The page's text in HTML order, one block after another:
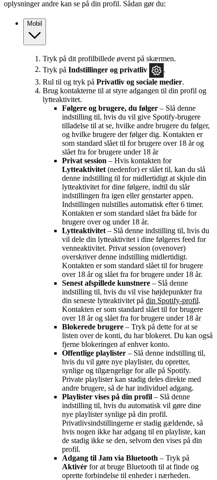
oplysninger andre kan se på din profil. Sådan gør du:
Mobil
Tryk på dit profilbillede øverst på skærmen.
Tryk på Indstillinger og privatliv
.
Rul til og tryk på Privatliv og sociale medier.
Brug kontakterne til at styre adgangen til din profil og
lytteaktivitet.
Følgere og brugere, du følger – Slå denne
indstilling til, hvis du vil give Spotify-brugere
tilladelse til at se, hvilke andre brugere du følger,
og hvilke brugere der følger dig. Kontakten er
som standard slået til for brugere over 18 år og
slået fra for brugere under 18 år
Privat session – Hvis kontakten for
Lytteaktivitet (nedenfor) er slået til, kan du slå
denne indstilling til for midlertidigt at skjule din
lytteaktivitet for dine følgere, indtil du slår
indstillingen fra igen eller genstarter appen.
Indstillingen nulstilles automatisk efter 6 timer.
Kontakten er som standard slået fra både for
brugere over og under 18 år.
Lytteaktivitet – Slå denne indstilling til, hvis du
vil dele din lytteaktivitet i dine følgeres feed for
venneaktivitet. Privat session (ovenover)
overskriver denne indstilling midlertidigt.
Kontakten er som standard slået til for brugere
over 18 år og slået fra for brugere under 18 år.
Senest afspillede kunstnere – Slå denne
indstilling til, hvis du vil vise højdepunkter fra
din seneste lytteaktivitet på din Spotify-profil.
Kontakten er som standard slået til for brugere
over 18 år og slået fra for brugere under 18 år
Blokerede brugere – Tryk på dette for at se
listen over de konti, du har blokeret. Du kan også
fjerne blokeringen af enhver konto.
Offentlige playlister – Slå denne indstilling til,
hvis du vil gøre nye playlister, du opretter,
synlige og tilgængelige for alle på Spotify.
Private playlister kan stadig deles direkte med
andre brugere, så de har individuel adgang.
Playlister vises på din profil – Slå denne
indstilling til, hvis du automatisk vil gøre dine
nye playlister synlige på din profil.
Privatlivsindstillingerne er stadig gældende, så
hvis nogen ikke har adgang til en playliste, kan
de stadig ikke se den, selvom den vises på din
profil.
Adgang til Jam via Bluetooth – Tryk på
Aktivér for at bruge Bluetooth til at finde og
oprette forbindelse til enheder i nærheden.